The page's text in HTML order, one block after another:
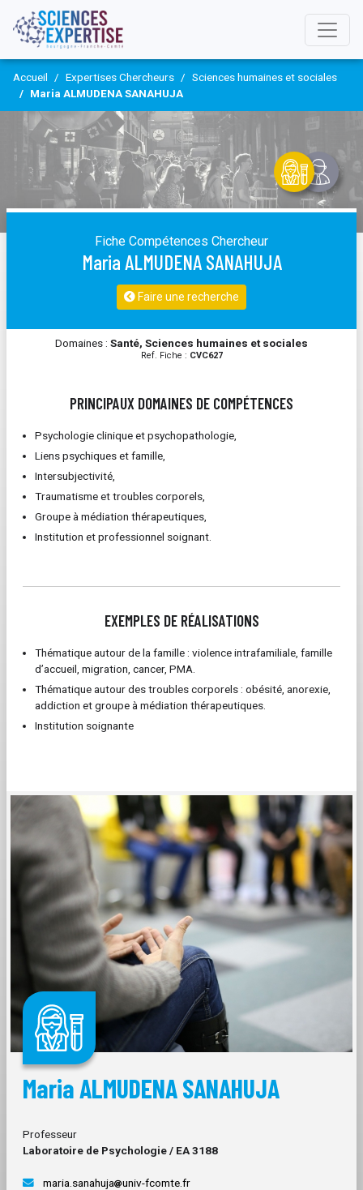
Accueil Expertises Chercheurs
Sciences humaines et sociales
Maria ALMUDENA SANAHUJA
Fiche Compétences Chercheur
Maria ALMUDENA SANAHUJA
Faire une recherche
Domaines : Santé, Sciences humaines et sociales
Ref. Fiche : CVC627
PRINCIPAUX DOMAINES DE COMPÉTENCES
Psychologie clinique et psychopathologie,
Liens psychiques et famille,
Intersubjectivité,
Traumatisme et troubles corporels,
Groupe à médiation thérapeutiques,
Institution et professionnel soignant.
EXEMPLES DE RÉALISATIONS
Thématique autour de la famille : violence intrafamiliale, famille
d’accueil, migration, cancer, PMA.
Thématique autour des troubles corporels : obésité, anorexie,
addiction et groupe à médiation thérapeutiques.
Institution soignante
Maria ALMUDENA SANAHUJA
Professeur
Laboratoire de Psychologie / EA 3188
maria.sanahuja
univ-fcomte.fr